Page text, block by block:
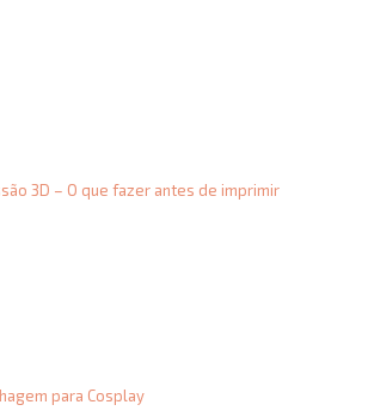
3D – O que fazer antes de imprimir
para Cosplay